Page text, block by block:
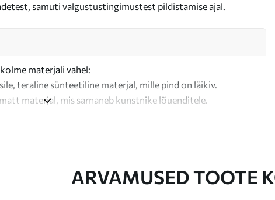
samuti valgustustingimustest pildistamise ajal.
materjali vahel:
teraline sünteetiline materjal, mille pind on läikiv.
materjal, mis sarnaneb kunstnike lõuenditele.
ARVAMUSED TOOTE